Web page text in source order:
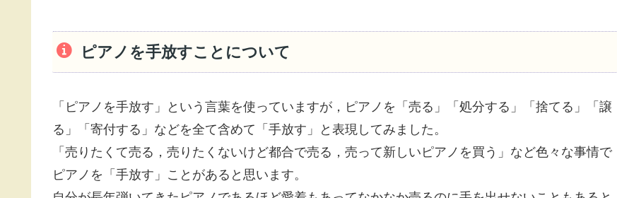
ピアノを手放すことについて
「ピアノを手放す」という言葉を使っていますが，ピアノを「売る」「処分する」「捨てる」「譲
る」「寄付する」などを全て含めて「手放す」と表現してみました。
「売りたくて売る，売りたくないけど都合で売る，売って新しいピアノを買う」など色々な事情で
ピアノを「手放す」ことがあると思います。